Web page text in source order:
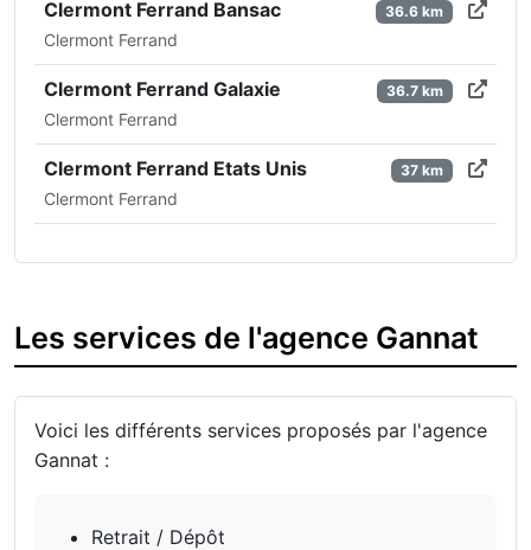
Clermont Ferrand Bansac
Clermont Ferrand
36.6 km
Clermont Ferrand Galaxie
Clermont Ferrand
36.7 km
Clermont Ferrand Etats Unis
Clermont Ferrand
37 km
Les services de l'agence Gannat
Voici les différents services proposés par l'agence
Gannat :
Retrait / Dépôt